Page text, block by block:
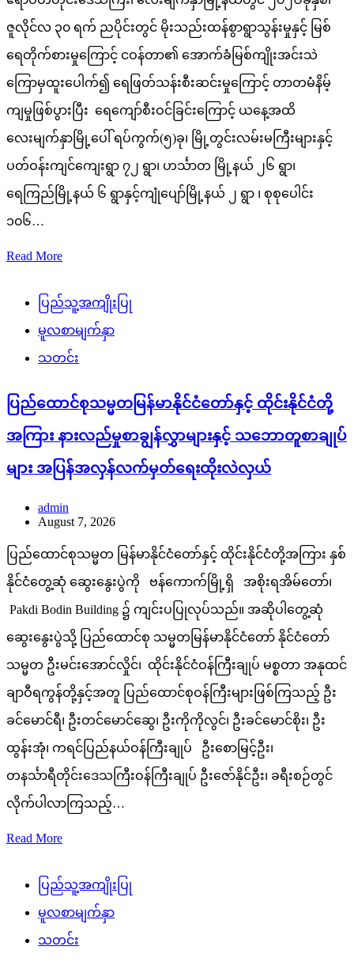
ဇူလိုင်လ ၃၀ ရက် ညပိုင်းတွင် မိုးသည်းထန်စွာရွာသွန်းမှုနှင့် မြစ်
ရေတိုက်စားမှုကြောင့် ငဝန်တာ၏ အောက်ခံမြစ်ကျိုးအင်းသဲ
ကြောမှထူးပေါက်၍ ရေဖြတ်သန်းစီးဆင်းမှုကြောင့် တာတမံနိမ့်
ကျမှုဖြစ်ပွားပြီး ရေကျော်စီးဝင်ခြင်းကြောင့် ယနေ့အထိ
လေးမျက်နှာမြို့ပေါ် ရပ်ကွက်(၅)ခု၊ မြို့တွင်းလမ်းမကြီးများနှင့်
ပတ်ဝန်းကျင်ကျေးရွာ ၇၂ ရွာ၊ ဟင်္သာတ မြို့နယ် ၂၆ ရွာ၊
ရေကြည်မြို့နယ် ၆ ရွာနှင့်ကျုံပျော်မြို့နယ် ၂ ရွာ ၊ စုစုပေါင်း
၁၀၆…
Read More
ပြည်သူ့အကျိုးပြု
မူလစာမျက်နှာ
သတင်း
ပြည်ထောင်စုသမ္မတမြန်မာနိုင်ငံတော်နှင့် ထိုင်းနိုင်ငံတို့
အကြား နားလည်မှုစာချွန်လွှာများနှင့် သဘောတူစာချုပ်
များ အပြန်အလှန်လက်မှတ်ရေးထိုးလဲလှယ်
admin
August 7, 2026
ပြည်ထောင်စုသမ္မတ မြန်မာနိုင်ငံတော်နှင့် ထိုင်းနိုင်ငံတို့အကြား နှစ်
နိုင်ငံတွေ့ဆုံ ဆွေးနွေးပွဲကို ဗန်ကောက်မြို့ရှိ အစိုးရအိမ်တော်၊
Pakdi Bodin Building ၌ ကျင်းပပြုလုပ်သည်။ အဆိုပါတွေ့ဆုံ
ဆွေးနွေးပွဲသို့ ပြည်ထောင်စု သမ္မတမြန်မာနိုင်ငံတော် နိုင်ငံတော်
သမ္မတ ဦးမင်းအောင်လှိုင်၊ ထိုင်းနိုင်ငံဝန်ကြီးချုပ် မစ္စတာ အနုထင်
ချာဝီရကွန်တို့နှင့်အတူ ပြည်ထောင်စုဝန်ကြီးများဖြစ်ကြသည့် ဦး
ခင်မောင်ရီ၊ ဦးတင်မောင်ဆွေ၊ ဦးကိုကိုလွင်၊ ဦးခင်မောင်စိုး၊ ဦး
ထွန်းအုံ၊ ကရင်ပြည်နယ်ဝန်ကြီးချုပ် ဦးစောမြင့်ဦး၊
တနင်္သာရီတိုင်းဒေသကြီးဝန်ကြီးချုပ် ဦးဇော်နိုင်ဦး၊ ခရီးစဉ်တွင်
လိုက်ပါလာကြသည့်…
Read More
ပြည်သူ့အကျိုးပြု
မူလစာမျက်နှာ
သတင်း